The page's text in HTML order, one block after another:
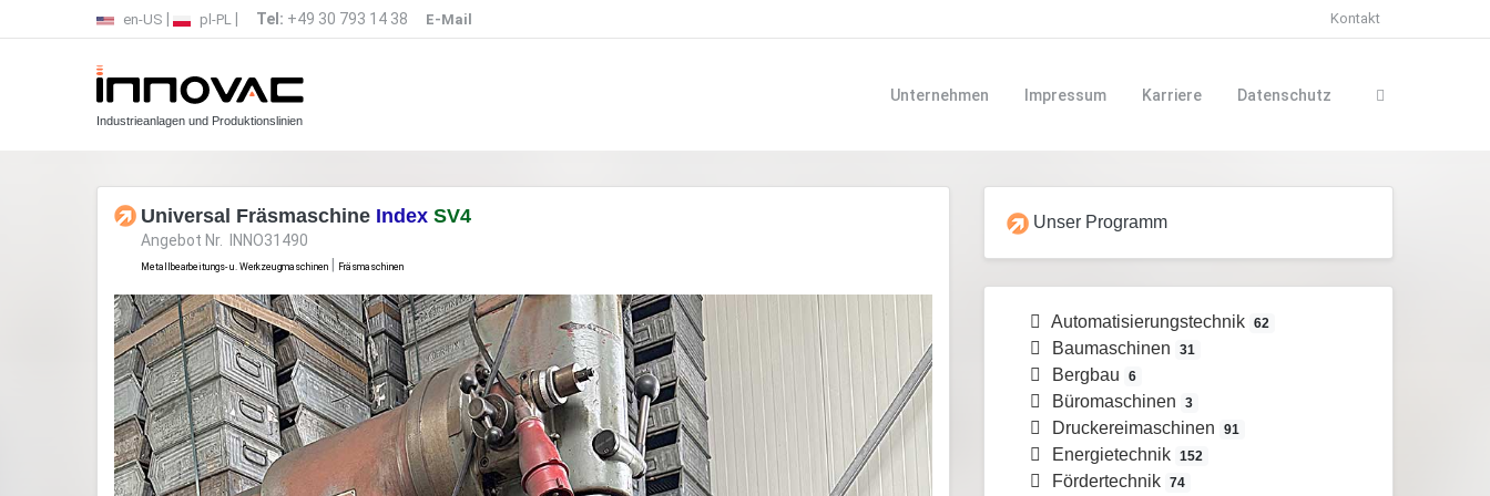
en-US pl-PL Tel: +49 30 793 14 38 E-Mail Kontakt
Industrieanlagen und Produktionslinien
Unternehmen Impressum Karriere Datenschutz
Universal Fräsmaschine Index SV4
Angebot Nr. INNO31490
Metallbearbeitungs- u. Werkzeugmaschinen Fräsmaschinen
Unser Programm
Automatisierungstechnik 62
Baumaschinen 31
Bergbau 6
Büromaschinen 3
Druckereimaschinen 91
Energietechnik 152
Fördertechnik 74